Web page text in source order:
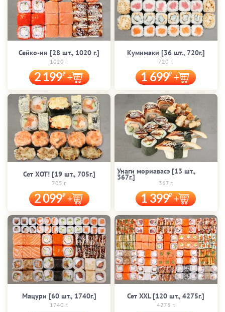
Сейко-ни [28 шт., 1020 г.]
1020 г.
2 199
Кумимаки [36 шт., 720г.]
720 г.
1 699
Сет ХОТ! [19 шт., 705г.]
705 г.
2 099
Унаги мориавасэ [13 шт.,
367г.]
367 г.
1 399
Мацури [60 шт., 1740г.]
1740 г.
Сет XXL [120 шт., 4275г.]
4275 г.